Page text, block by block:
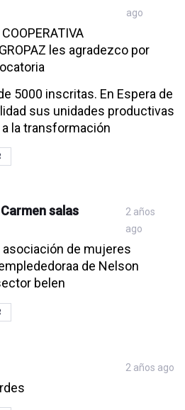
ago
les agradezco por
5000 inscritas. En Espera de
sus unidades productivas
la transformación
salas
2 años
ago
asociación de mujeres
de Nelson
belen
2 años ago